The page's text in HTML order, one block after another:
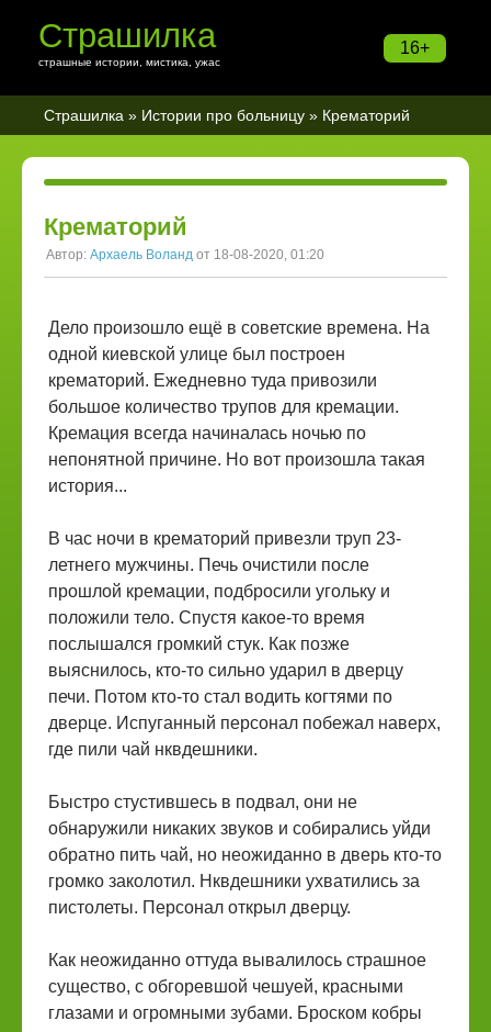
16+
Страшилка
страшные истории, мистика, ужас
Страшилка » Истории про больницу » Крематорий
Крематорий
Автор: Архаель Воланд от 18-08-2020, 01:20
Дело произошло ещё в советские времена. На
одной киевской улице был построен
крематорий. Ежедневно туда привозили
большое количество трупов для кремации.
Кремация всегда начиналась ночью по
непонятной причине. Но вот произошла такая
история...
В час ночи в крематорий привезли труп 23-
летнего мужчины. Печь очистили после
прошлой кремации, подбросили угольку и
положили тело. Спустя какое-то время
послышался громкий стук. Как позже
выяснилось, кто-то сильно ударил в дверцу
печи. Потом кто-то стал водить когтями по
дверце. Испуганный персонал побежал наверх,
где пили чай нквдешники.
Быстро стустившесь в подвал, они не
обнаружили никаких звуков и собирались уйди
обратно пить чай, но неожиданно в дверь кто-то
громко заколотил. Нквдешники ухватились за
пистолеты. Персонал открыл дверцу.
Как неожиданно оттуда вывалилось страшное
существо, с обгоревшой чешуей, красными
глазами и огромными зубами. Броском кобры